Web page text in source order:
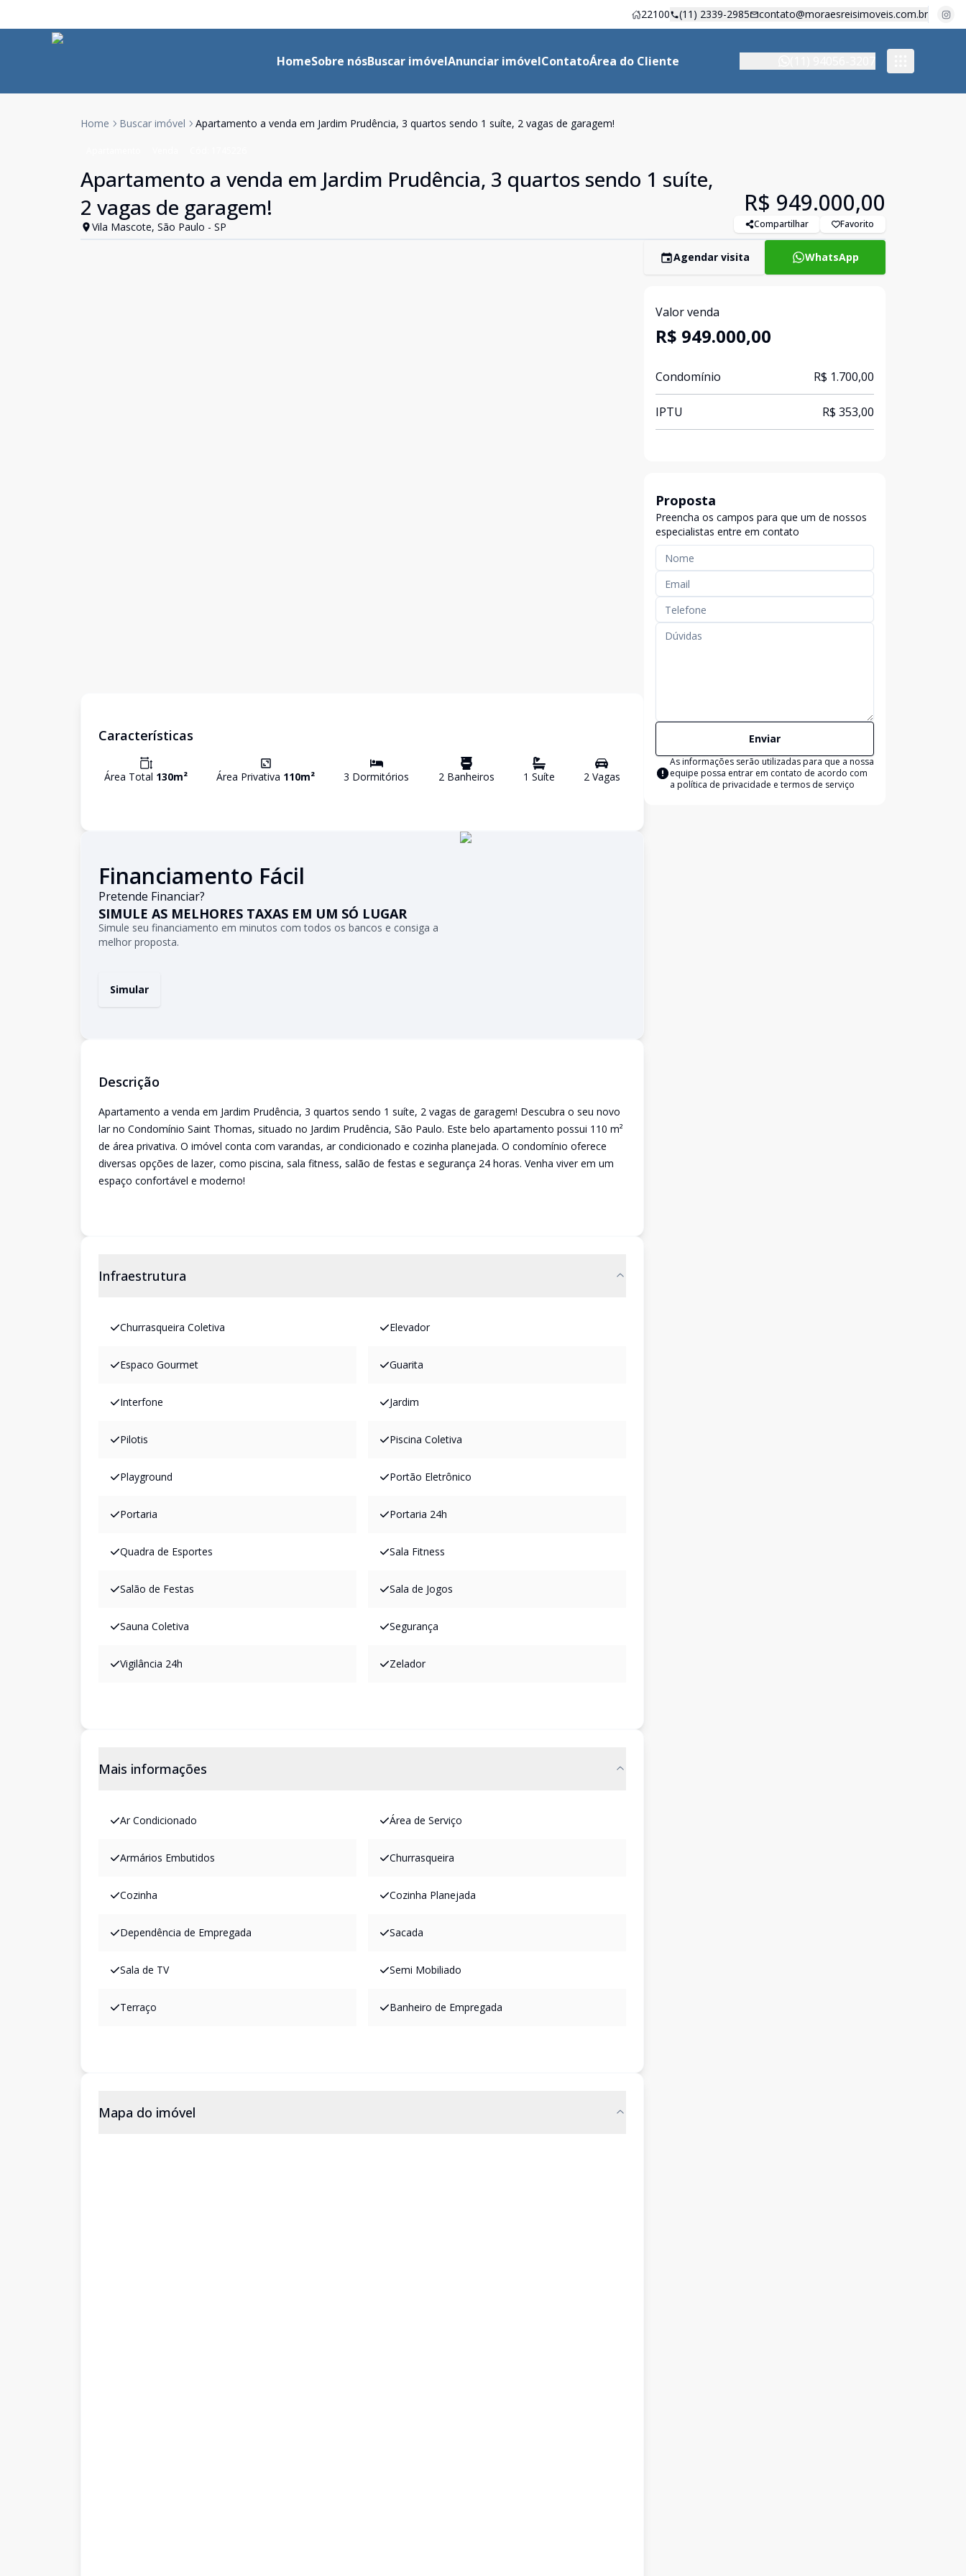
22100 (11) 2339-2985 contato@moraesreisimoveis.com.br
HomeSobre nósBuscar imóvelAnunciar imóvelContatoÁrea do Cliente
Home Buscar imóvel Apartamento a venda em Jardim Prudência, 3 quartos sendo 1 suíte, 2 vagas de garagem!
Apartamento a venda em Jardim Prudência, 3 quartos sendo 1 suíte,
2 vagas de garagem!
Vila Mascote, São Paulo - SP
R$ 949.000,00
Compartilhar Favorito
Características
Área Total 130m² Área Privativa 110m² 3 Dormitórios 2Banheiros 1 Suíte 2Vagas
Financiamento Fácil
Pretende Financiar?
SIMULE AS MELHORES TAXAS EM UM SÓ LUGAR
Simule seu financiamento em minutos com todos os bancos e consiga a
melhor proposta.
Simular
Descrição
Apartamento a venda em Jardim Prudência, 3 quartos sendo 1 suíte, 2 vagas de garagem! Descubra o seu novo
lar no Condomínio Saint Thomas, situado no Jardim Prudência, São Paulo. Este belo apartamento possui 110 m²
de área privativa. O imóvel conta com varandas, ar condicionado e cozinha planejada. O condomínio oferece
diversas opções de lazer, como piscina, sala fitness, salão de festas e segurança 24 horas. Venha viver em um
espaço confortável e moderno!
Infraestrutura
Churrasqueira Coletiva Elevador
Espaco Gourmet Guarita
Interfone Jardim
Pilotis Piscina Coletiva
Playground Portão Eletrônico
Portaria Portaria 24h
Quadra de Esportes Sala Fitness
Salão de Festas Sala de Jogos
Sauna Coletiva Segurança
Vigilância 24h Zelador
Mais informações
Ar Condicionado Área de Serviço
Armários Embutidos Churrasqueira
Cozinha Cozinha Planejada
Dependência de Empregada Sacada
Sala de TV Semi Mobiliado
Terraço Banheiro de Empregada
Mapa do imóvel
Agendar visita WhatsApp
Valor venda
R$ 949.000,00
Condomínio R$ 1.700,00
IPTU R$ 353,00
Proposta
Preencha os campos para que um de nossos
especialistas entre em contato
Enviar
As informações serão utilizadas para que a nossa
equipe possa entrar em contato de acordo com
a política de privacidade e termos de serviço